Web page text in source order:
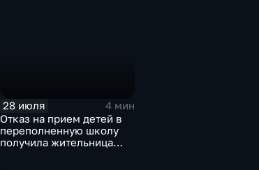
28 июля
4 мин
Отказ на прием детей в
переполненную школу
получила жительница